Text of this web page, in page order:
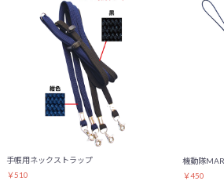
手帳用ネックストラップ
￥510
機動隊
￥450